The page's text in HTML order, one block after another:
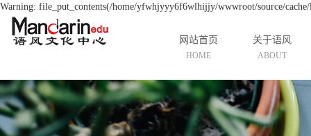
Warning: file_put_contents(/home/yfwhjyyy6f6wlhijjy/wwwroot/source/
网站首页
HOME
关于语风
ABOUT
公司简介
资质荣誉